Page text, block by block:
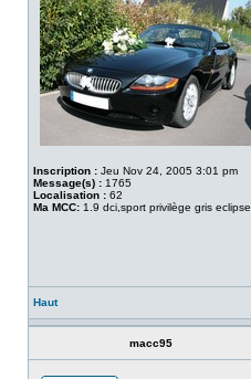
Inscription : Jeu Nov 24, 2005 3:01 pm
Message(s) : 1765
Localisation : 62
Ma MCC: 1.9 dci,sport privilège gris eclipse
Haut
macc95